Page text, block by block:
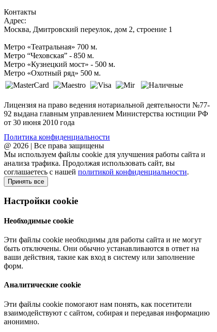
Контакты
Адрес:
Москва, Дмитровский переулок, дом 2, строение 1
Метро «Театральная» 700 м.
Метро “Чеховская” - 850 м.
Метро «Кузнецкий мост» - 500 м.
Метро «Охотный ряд» 500 м.
Лицензия на право ведения нотариальной деятельности №77-
92 выдана главным управлением Министерства юстиции РФ
от 30 июня 2010 года
Политика конфиденциальности
@ 2026 | Все права защищены
Мы используем файлы cookie для улучшения работы сайта и
анализа трафика. Продолжая использовать сайт, вы
соглашаетесь с нашей политикой конфиденциальности.
Принять все
Настройки cookie
Необходимые cookie
Эти файлы cookie необходимы для работы сайта и не могут
быть отключены. Они обычно устанавливаются в ответ на
ваши действия, такие как вход в систему или заполнение
форм.
Аналитические cookie
Эти файлы cookie помогают нам понять, как посетители
взаимодействуют с сайтом, собирая и передавая информацию
анонимно.